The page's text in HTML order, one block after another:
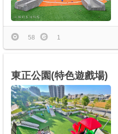
58 1
東正公園(特色遊戲場)